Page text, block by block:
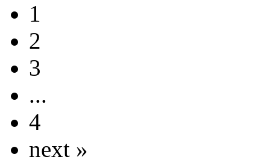
1
2
3
...
4
next »